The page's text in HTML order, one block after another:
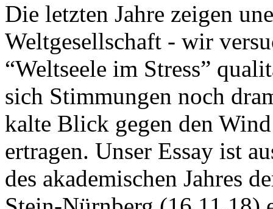
Die letzten Jahre zeigen
Weltgesellschaft - wir
“Weltseele im Stress”
sich Stimmungen noch
kalte Blick gegen den
ertragen. Unser Essay ist
des akademischen Jahres